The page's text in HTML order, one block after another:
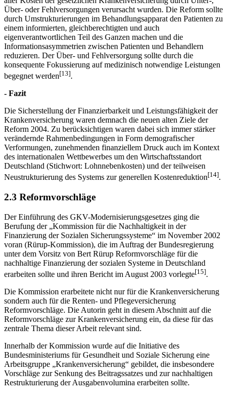
Über- oder Fehlversorgungen verursacht wurden. Die Reform sollte
durch Umstrukturierungen im Behandlungsapparat den Patienten zu
einem informierten, gleichberechtigten und auch
eigenverantwortlichen Teil des Ganzen machen und die
Informationsasymmetrien zwischen Patienten und Behandlern
reduzieren. Der Über- und Fehlversorgung sollte durch die
konsequente Fokussierung auf medizinisch notwendige Leistungen
begegnet werden[13].
- Fazit
Die Sicherstellung der Finanzierbarkeit und Leistungsfähigkeit der
Krankenversicherung waren demnach die neuen alten Ziele der
Reform 2004. Zu berücksichtigen waren dabei sich immer stärker
verändernde Rahmenbedingungen in Form demografischer
Verformungen, zunehmenden finanziellem Druck auch im Kontext
des internationalen Wettbewerbes um den Wirtschaftsstandort
Deutschland (Stichwort: Lohnnebenkosten) und der teilweisen
Neustrukturierung des Systems zur generellen Kostenreduktion[14].
2.3 Reformvorschläge
Der Einführung des GKV-Modernisierungsgesetzes ging die
Berufung der „Kommission für die Nachhaltigkeit in der
Finanzierung der Sozialen Sicherungssysteme“ im November 2002
voran (Rürup-Kommission), die im Auftrag der Bundesregierung
unter dem Vorsitz von Bert Rürup Reformvorschläge für die
nachhaltige Finanzierung der sozialen Systeme in Deutschland
erarbeiten sollte und ihren Bericht im August 2003 vorlegte[15].
Die Kommission erarbeitete nicht nur für die Krankenversicherung
sondern auch für die Renten- und Pflegeversicherung
Reformvorschläge. Die Autorin geht in diesem Abschnitt auf die
Reformvorschläge zur Krankenversicherung ein, da diese für das
zentrale Thema dieser Arbeit relevant sind.
Innerhalb der Kommission wurde auf die Initiative des
Bundesministeriums für Gesundheit und Soziale Sicherung eine
Arbeitsgruppe „Krankenversicherung“ gebildet, die insbesondere
Vorschläge zur Senkung des Beitragssatzes und zur nachhaltigen
Restrukturierung der Ausgabenvolumina erarbeiten sollte.